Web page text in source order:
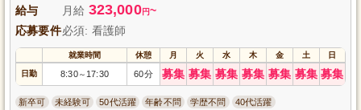
給与 月給 323,000円~
応募要件必須: 看護師
就業時間 休憩 月 火 水 木 金 土 日
日勤 8:30～ 17:30 60分 募集 募集 募集 募集 募集 募集 募集
新卒可 未経験可 50代活躍 年齢不問 学歴不問 40代活躍